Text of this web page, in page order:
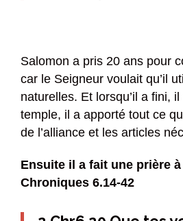
Salomon a pris 20 ans pour
car le Seigneur voulait qu’il
naturelles. Et lorsqu’il a fini,
temple, il a apporté tout ce
de l’alliance et les articles
Ensuite il a fait une prière
Chroniques 6.14-42